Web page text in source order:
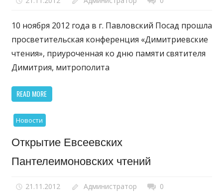
10 ноября 2012 года в г. Павловский Посад прошла
просветительская конференция «Димитриевские
чтения», приуроченная ко дню памяти святителя
Димитрия, митрополита
READ MORE
Новости
Открытие Евсеевских
Пантелеимоновских чтений
21.11.2012 Администратор 0